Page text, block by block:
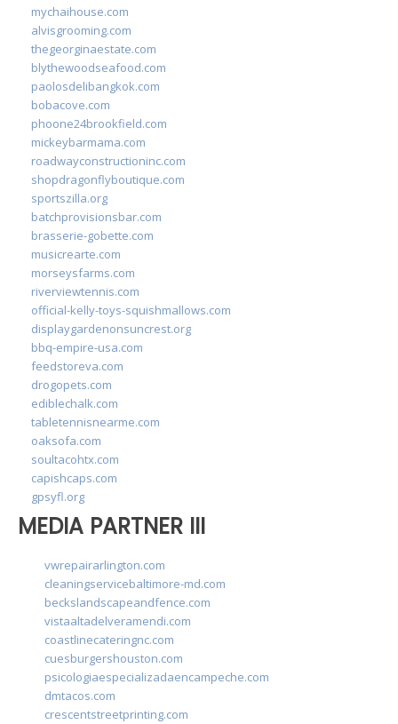
mychaihouse.com
alvisgrooming.com
thegeorginaestate.com
blythewoodseafood.com
paolosdelibangkok.com
bobacove.com
phoone24brookfield.com
mickeybarmama.com
roadwayconstructioninc.com
shopdragonflyboutique.com
sportszilla.org
batchprovisionsbar.com
brasserie-gobette.com
musicrearte.com
morseysfarms.com
riverviewtennis.com
official-kelly-toys-squishmallows.com
displaygardenonsuncrest.org
bbq-empire-usa.com
feedstoreva.com
drogopets.com
ediblechalk.com
tabletennisnearme.com
oaksofa.com
soultacohtx.com
capishcaps.com
gpsyfl.org
MEDIA PARTNER III
vwrepairarlington.com
cleaningservicebaltimore-md.com
beckslandscapeandfence.com
vistaaltadelveramendi.com
coastlinecateringnc.com
cuesburgershouston.com
psicologiaespecializadaencampeche.com
dmtacos.com
crescentstreetprinting.com